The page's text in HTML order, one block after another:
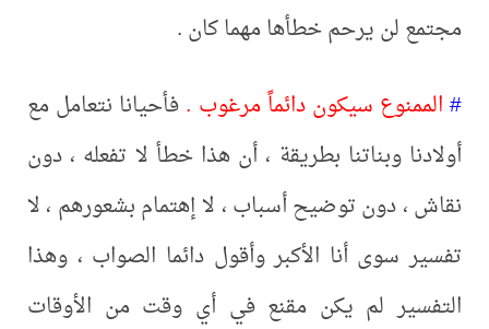
مجتمع لن يرحم خطأها مهما كان .
#الممنوع سيكون دائماً مرغوب .فأحيانا نتعامل مع
أولادنا وبناتنا بطريقة ، أن هذا خطأ لا تفعله ، دون
نقاش ، دون توضيح أسباب ، لا إهتمام بشعورهم ، لا
تفسير سوى أنا الأكبر وأقول دائما الصواب ، وهذا
التفسير لم يكن مقنع في أي وقت من الأوقات